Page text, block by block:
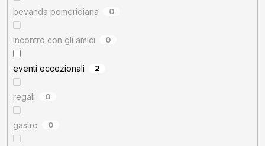
bevanda pomeridiana 0
incontro con gli amici 0
eventi eccezionali 2
regali 0
gastro 0